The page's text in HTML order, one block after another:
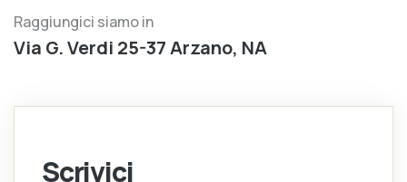
Raggiungici siamo in
Via G. Verdi 25-37 Arzano, NA
Scrivici